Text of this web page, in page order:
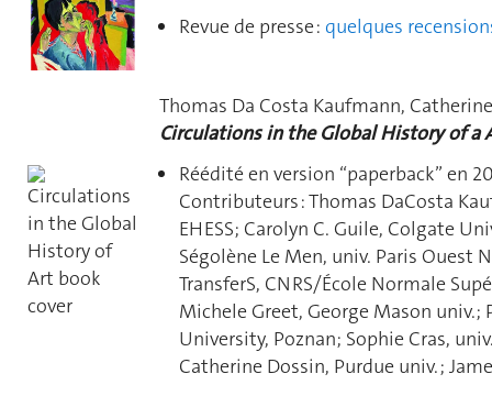
Revue de presse : quelques
Thomas Da Costa Kaufmann,
Circulations in the Global History of a
Réédité en version “paperback” en
Contributeurs : Thomas DaCosta
EHESS; Carolyn C. Guile, Colgate
Ségolène Le Men, univ. Paris Ouest
TransferS, CNRS/École Normale
Michele Greet, George Mason
University, Poznan; Sophie Cras,
Catherine Dossin, Purdue univ. ;